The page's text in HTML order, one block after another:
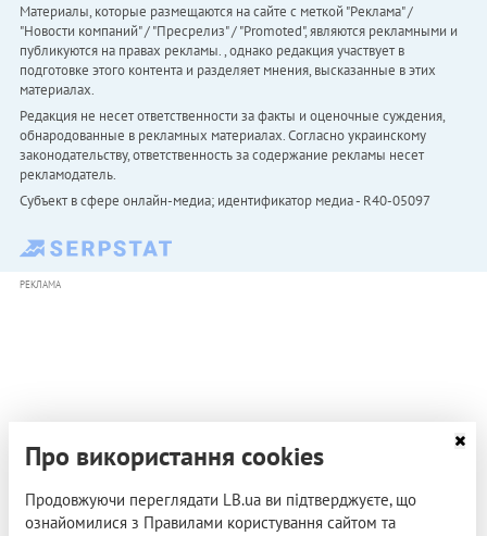
Материалы, которые размещаются на сайте с меткой "Реклама" /
"Новости компаний" / "Пресрелиз" / "Promoted", являются рекламными и
публикуются на правах рекламы. , однако редакция участвует в
подготовке этого контента и разделяет мнения, высказанные в этих
материалах.
Редакция не несет ответственности за факты и оценочные суждения,
обнародованные в рекламных материалах. Согласно украинскому
законодательству, ответственность за содержание рекламы несет
рекламодатель.
Субъект в сфере онлайн-медиа; идентификатор медиа - R40-05097
РЕКЛАМА
Про використання cookies
Продовжуючи переглядати LB.ua ви підтверджуєте, що
ознайомилися з Правилами користування сайтом та